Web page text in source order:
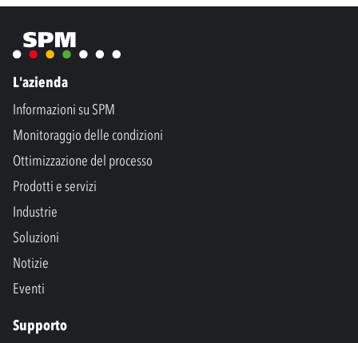
L'azienda
Informazioni su SPM
Monitoraggio delle condizioni
Ottimizzazione del processo
Prodotti e servizi
Industrie
Soluzioni
Notizie
Eventi
Supporto